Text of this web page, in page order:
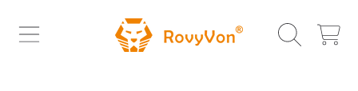
DIREKT ZUM INHALT
ROVYVON